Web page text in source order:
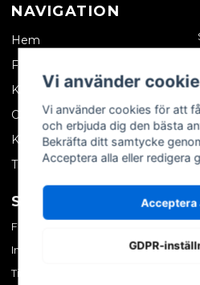
NAVIGATION
Hem
Företagskund
Kontakta oss
Om oss
Köpvillkor
Tips & trix
SOCIALA MEDIER
Facebook
Instagram
TikTok
Vi använder
Vi använder cookies för att
och erbjuda dig den bästa
Bekräfta ditt samtycke
Acceptera alla eller redigera
Acceptera
GDPR-